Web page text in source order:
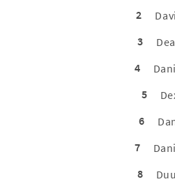
2
3
4
5
6
7
8